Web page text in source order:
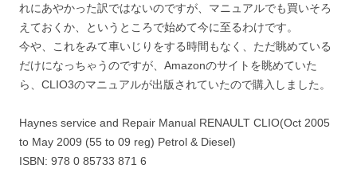
れにあやかった訳ではないのですが、マニュアルでも買いそろ
えておくか、というところで始めて今に至るわけです。
今や、これをみて車いじりをする時間もなく、ただ眺めている
だけになっちゃうのですが、Amazonのサイトを眺めていた
ら、CLIO3のマニュアルが出版されていたので購入しました。
Haynes service and Repair Manual RENAULT CLIO(Oct 2005
to May 2009 (55 to 09 reg) Petrol & Diesel)
ISBN: 978 0 85733 871 6